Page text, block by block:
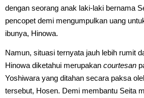
dengan seorang anak laki-laki bernama
pencopet demi mengumpulkan uang
ibunya, Hinowa.
Namun, situasi ternyata jauh lebih rumit
Hinowa diketahui merupakan courtesan
Yoshiwara yang ditahan secara paksa
tersebut, Hosen. Demi membantu Seita